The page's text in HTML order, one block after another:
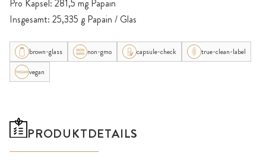
Pro Kapsel: 281,5 mg Papain
Insgesamt: 25,335 g Papain / Glas
brown-glass non-gmo capsule-check
true-clean-label
vegan
PRODUKTDETAILS